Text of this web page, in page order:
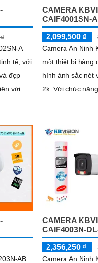
A
tế, với
đẹp
CAMERA
CAIF4001SN-A
2,099,500 ₫
Camera An Ninh
một thiết bị hàng
hình ảnh sắc nét
2k. Với chức năng thông minh "Có
kiện thiếu ánh
AB
CAMERA
CAIF4003N-
2,356,250 ₫
Camera An Ninh